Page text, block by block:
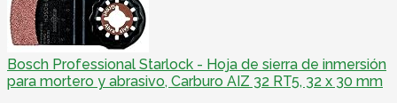
Bosch Professional Starlock - Hoja de sierra de inmersión
para mortero y abrasivo, Carburo AIZ 32 RT5, 32 x 30 mm